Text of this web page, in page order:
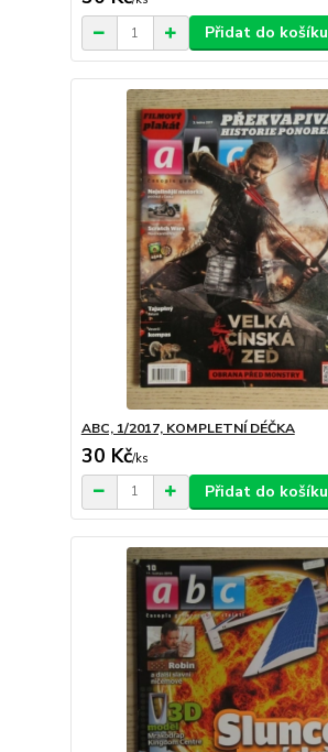
Přidat do košíku
ABC, 1/2017, KOMPLETNÍ DÉČKA
30 Kč/ks
Přidat do košíku